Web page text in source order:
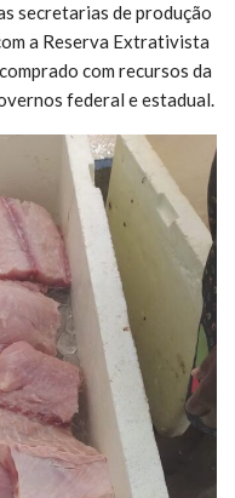
secretarias de produção
a Reserva Extrativista
com recursos da
federal e estadual.